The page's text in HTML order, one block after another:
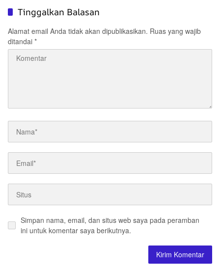
Tinggalkan Balasan
Alamat email Anda tidak akan dipublikasikan. Ruas yang wajib
ditandai *
Simpan nama, email, dan situs web saya pada peramban
ini untuk komentar saya berikutnya.